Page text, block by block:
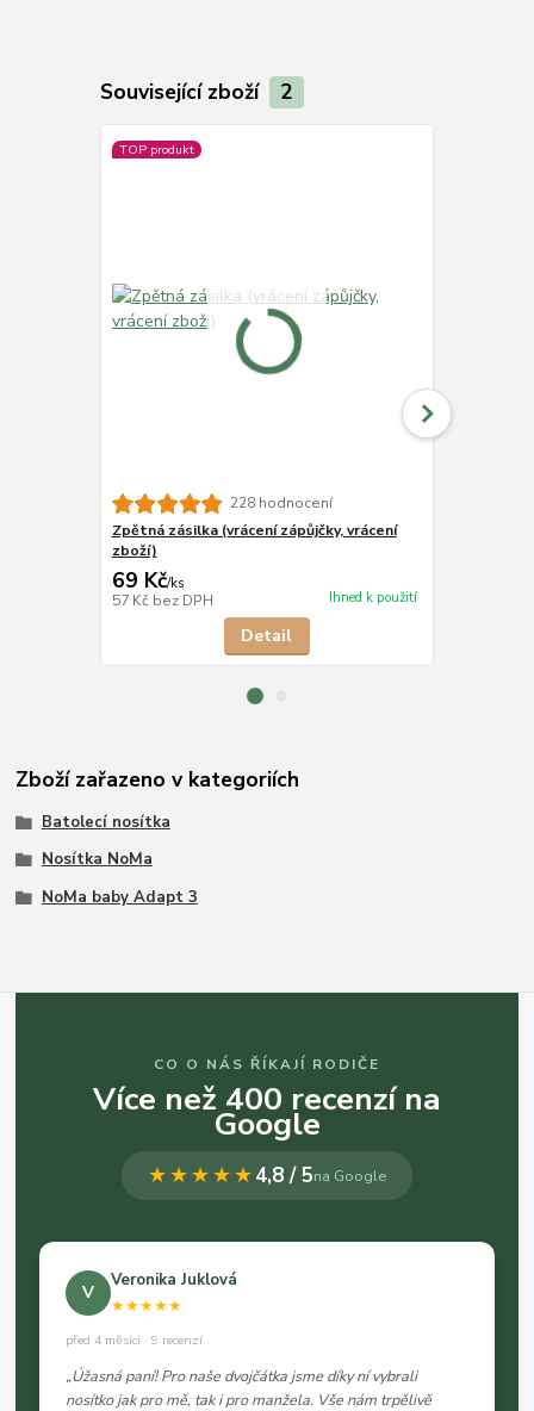
Související zboží 2
TOP produkt
228 hodnocení
Zpětná zásilka (vrácení zápůjčky, vrácení
zboží)
69 Kč/ks
57 Kč bez DPH Ihned k použití
Detail
Zboží zařazeno v kategoriích
Batolecí nosítka
Nosítka NoMa
NoMa baby Adapt 3
CO O NÁS ŘÍKAJÍ RODIČE
Více než 400 recenzí na
Google
★★★★★4,8 / 5na Google
V
Veronika Juklová
★★★★★
před 4 měsíci · 9 recenzí
„Úžasná paní! Pro naše dvojčátka jsme díky ní vybrali
nosítko jak pro mě, tak i pro manžela. Vše nám trpělivě